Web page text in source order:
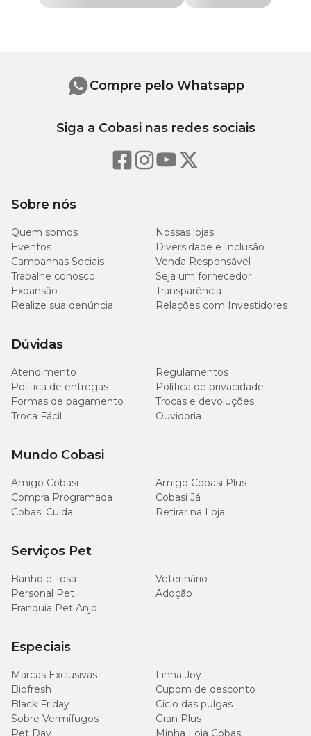
Shar Pei, Shih Tzu, SRD,
Gênero Unissex
TPR
Funcionalidade
Tipo de Pet Cachorro
Com som Não
Sobre nós
Quem somos
Nossas lojas
Eventos
Diversidade e Inclusão
Campanhas Sociais
Venda Responsável
Trabalhe conosco
Seja um fornecedor
Expansão
Transparência
Realize sua denúncia
Relações com Investidores
Dúvidas
Atendimento
Regulamentos
Política de entregas
Política de privacidade
Formas de pagamento
Trocas e devoluções
Troca Fácil
Ouvidoria
Mundo Cobasi
Amigo Cobasi
Amigo Cobasi Plus
Compra Programada
Cobasi Já
Cobasi Cuida
Retirar na Loja
Serviços Pet
Banho e Tosa
Veterinário
Personal Pet
Adoção
Franquia Pet Anjo
Especiais
Marcas Exclusivas
Linha Joy
Biofresh
Cupom de desconto
Black Friday
Ciclo das pulgas
Sobre Vermífugos
Gran Plus
Pet Day
Minha Loja Cobasi
Compre pelo Whatsapp
Siga a Cobasi nas redes sociais